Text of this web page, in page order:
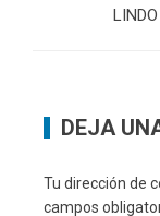
DEJA
Tu dirección de
campos